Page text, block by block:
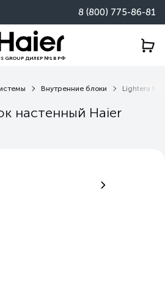
8 (800) 775-86-81
GROUP ДИЛЕР №1 В РФ
Внутренние блоки Lightera
настенный Haier